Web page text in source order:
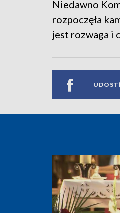
Niedawno
rozpoczęła
jest rozwaga i